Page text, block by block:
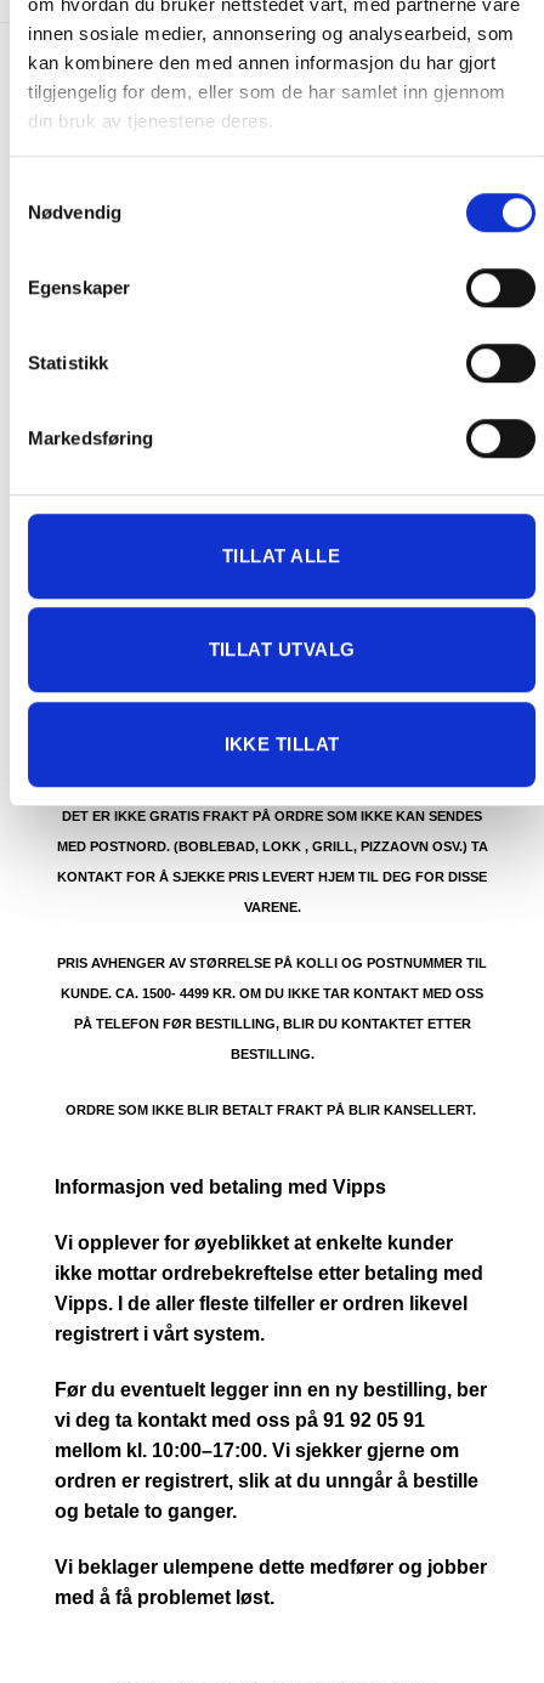
om hvordan du bruker nettstedet vårt, med partnerne våre
innen sosiale medier, annonsering og analysearbeid, som
kan kombinere den med annen informasjon du har gjort
tilgjengelig for dem, eller som de har samlet inn gjennom
din bruk av tjenestene deres.
Nødvendig
Egenskaper
Statistikk
Markedsføring
TILLAT ALLE
TILLAT UTVALG
IKKE TILLAT
FRAKT PÅ ORDRE 0-1499 kroner:
Pakke til hentested. Velg enten Postnord eller Bring i
Produkter som kan knuses eller skades via. transport sendes ikke.
Har du ikke fått noen alternativ på frakt på din pakke så er
Noen produkter selges kun i
butikk, og får derfor kun opp valget klikk & hent. Hør med oss på
dørmatten):
GRATIS FRAKT PÅ ORDRE OVER 1500 KR SOM KAN SENDES
DET ER IKKE GRATIS FRAKT PÅ ORDRE SOM IKKE KAN SENDES
MED POSTNORD. (BOBLEBAD, LOKK , GRILL, PIZZAOVN OSV.) TA
KONTAKT FOR Å SJEKKE PRIS LEVERT HJEM TIL DEG FOR DISSE
VARENE.
PRIS AVHENGER AV STØRRELSE PÅ KOLLI OG POSTNUMMER TIL
KUNDE. CA. 1500- 4499 KR. OM DU IKKE TAR KONTAKT MED OSS
PÅ TELEFON FØR BESTILLING, BLIR DU KONTAKTET ETTER
BESTILLING.
ORDRE SOM IKKE BLIR BETALT FRAKT PÅ BLIR KANSELLERT.
Informasjon ved betaling med Vipps
Vi opplever for øyeblikket at enkelte kunder
ikke mottar ordrebekreftelse etter betaling med
Vipps. I de aller fleste tilfeller er ordren likevel
registrert i vårt system.
Før du eventuelt legger inn en ny bestilling, ber
vi deg ta kontakt med oss på 91 92 05 91
mellom kl. 10:00–17:00. Vi sjekker gjerne om
ordren er registrert, slik at du unngår å bestille
og betale to ganger.
Vi beklager ulempene dette medfører og jobber
med å få problemet løst.